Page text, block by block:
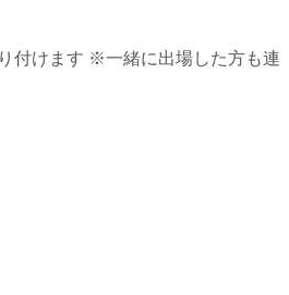
付けます ※一緒に出場した方も連